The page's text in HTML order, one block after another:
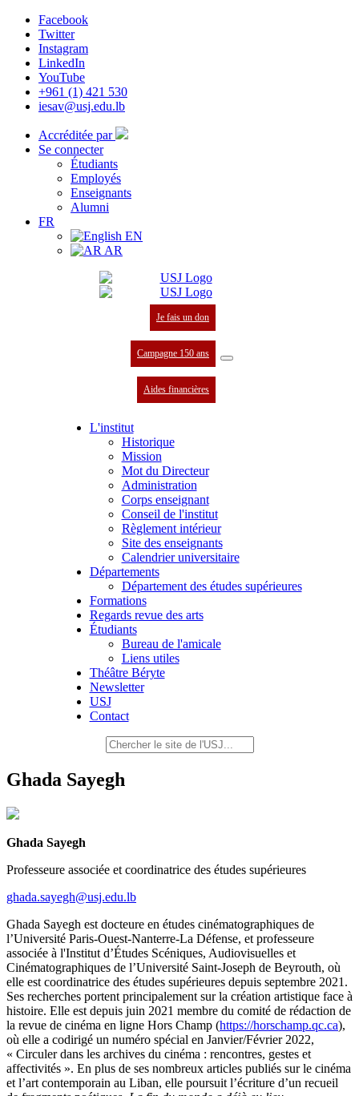
Facebook
Twitter
Instagram
LinkedIn
YouTube
+961 (1) 421 530
iesav@usj.edu.lb
Accréditée par
Se connecter
Étudiants
Employés
Enseignants
Alumni
FR
EN
AR
Je fais un don
Campagne 150 ans
Aides financières
L'institut
Historique
Mission
Mot du Directeur
Administration
Corps enseignant
Conseil de l'institut
Règlement intérieur
Site des enseignants
Calendrier universitaire
Départements
Département des études supérieures
Formations
Regards revue des arts
Étudiants
Bureau de l'amicale
Liens utiles
Théâtre Béryte
Newsletter
USJ
Contact
Ghada Sayegh
Ghada Sayegh
Professeure associée et coordinatrice des études supérieures
ghada.sayegh@usj.edu.lb
Ghada Sayegh est docteure en études cinématographiques de
l’Université Paris-Ouest-Nanterre-La Défense, et professeure
associée à l'Institut d’Études Scéniques, Audiovisuelles et
Cinématographiques de l’Université Saint-Joseph de Beyrouth, où
elle est coordinatrice des études supérieures depuis septembre 2021.
Ses recherches portent principalement sur la création artistique face à
histoire. Elle est depuis juin 2021 membre du comité de rédaction de
la revue de cinéma en ligne Hors Champ (https://horschamp.qc.ca),
où elle a codirigé un numéro spécial en Janvier/Février 2022,
« Circuler dans les archives du cinéma : rencontres, gestes et
affectivités ». En plus de ses nombreux articles publiés sur le cinéma
et l’art contemporain au Liban, elle poursuit l’écriture d’un recueil